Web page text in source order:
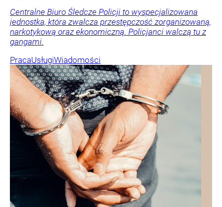
Centralne Biuro Śledcze Policji to wyspecjalizowana
jednostka, która zwalcza przestępczość zorganizowaną,
narkotykową oraz ekonomiczną. Policjanci walczą tu z
gangami.
PracaUsługiWiadomości